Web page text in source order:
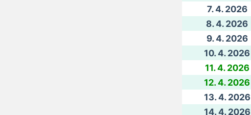
7. 4. 2026
8. 4. 2026
9. 4. 2026
10. 4. 2026
11. 4. 2026
12. 4. 2026
13. 4. 2026
14. 4. 2026